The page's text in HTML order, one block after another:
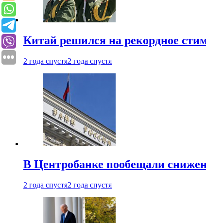
Китай решился на рекордное
2 года спустя2 года спустя
В Центробанке пообещали
2 года спустя2 года спустя